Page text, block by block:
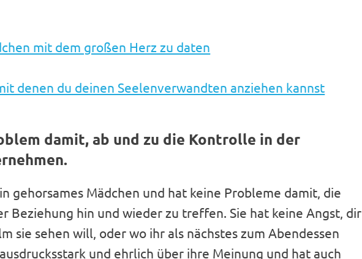
mit dem großen Herz zu daten
denen du deinen Seelenverwandten anziehen kannst
damit, ab und zu die Kontrolle in der
gehorsames Mädchen und hat keine Probleme damit, die
Beziehung hin und wieder zu treffen. Sie hat keine Angst, dir
sie sehen will, oder wo ihr als nächstes zum Abendessen
und ehrlich über ihre Meinung und hat auch